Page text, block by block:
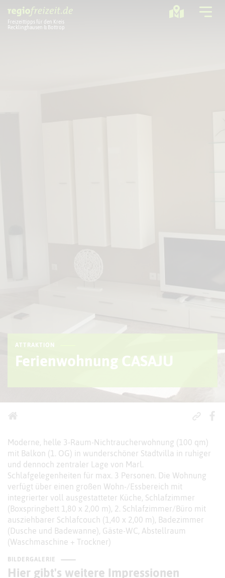
Freizeittipps für den Kreis
Recklinghausen & Bottrop
ATTRAKTION
Ferienwohnung CASAJU
Moderne, helle 3-Raum-Nichtraucherwohnung (100 qm)
mit Balkon (1. OG) in wunderschöner Stadtvilla in ruhiger
und dennoch zentraler Lage von Marl.
Schlafgelegenheiten für max. 3 Personen. Die Wohnung
verfügt über einen großen Wohn-/Essbereich mit
integrierter voll ausgestatteter Küche, Schlafzimmer
(Boxspringbett 1,80 x 2,00 m), 2. Schlafzimmer/Büro mit
ausziehbarer Schlafcouch (1,40 x 2,00 m), Badezimmer
(Dusche und Badewanne), Gäste-WC, Abstellraum
(Waschmaschine + Trockner)
BILDERGALERIE
Hier gibt's weitere Impressionen